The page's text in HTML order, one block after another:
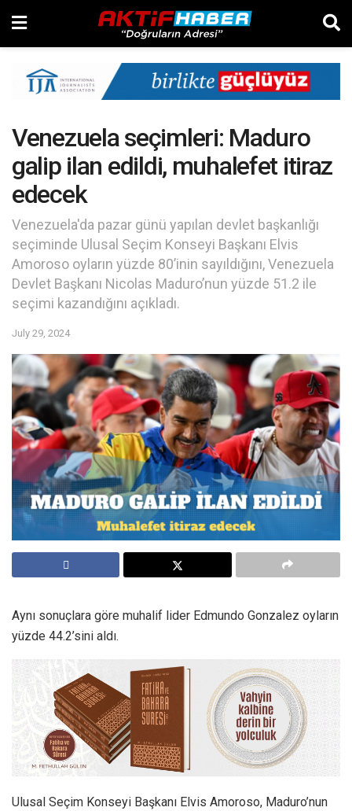
Venezuela seçimleri: Maduro
galip ilan edildi, muhalefet itiraz
edecek
Venezuela'da pazar günü yapılan devlet başkanlığı
seçiminde Ulusal Seçim Konseyi Başkanı Elvis
Amoroso oyların yüzde 80’inin sayıldığını, Venezuela
Devlet Başkanı Nicolas Maduro’nun yüzde 51.2 ile
seçimi kazandığını açıkladı.
July 29, 2024
Aynı sonuçlara göre muhalif lider Edmundo Gonzalez oyların
yüzde 44.2’sini aldı.
Ulusal Seçim Konseyi Başkanı Elvis Amoroso, Maduro’nun